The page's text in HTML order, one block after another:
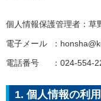
個人情報保護管理者：草
電子メール ：
電話番号 ：024-554-
1. 個人情報の利